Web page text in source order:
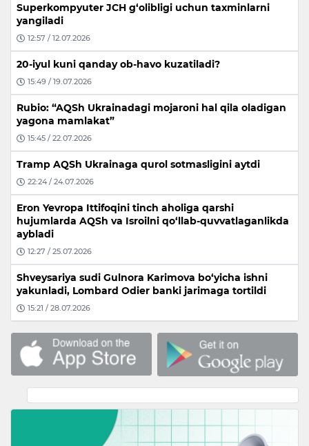
Superkompyuter JCH g‘olibligi uchun taxminlarni
yangiladi
12:57 / 12.07.2026
20-iyul kuni qanday ob-havo kuzatiladi?
15:49 / 19.07.2026
Rubio: “AQSh Ukrainadagi mojaroni hal qila oladigan
yagona mamlakat”
15:45 / 22.07.2026
Tramp AQSh Ukrainaga qurol sotmasligini aytdi
22:24 / 24.07.2026
Eron Yevropa Ittifoqini tinch aholiga qarshi
hujumlarda AQSh va Isroilni qo‘llab-quvvatlaganlikda
aybladi
12:27 / 25.07.2026
Shveysariya sudi Gulnora Karimova bo‘yicha ishni
yakunladi, Lombard Odier banki jarimaga tortildi
15:21 / 28.07.2026